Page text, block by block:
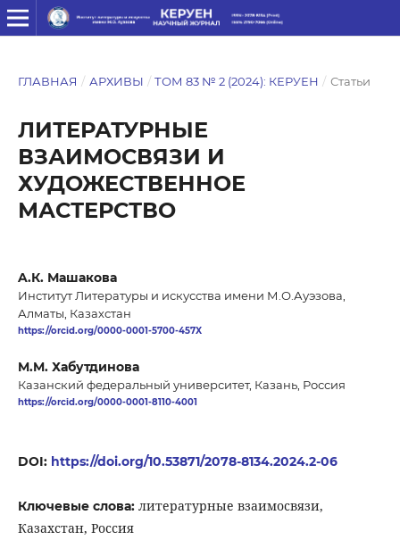
ГЛАВНАЯ / АРХИВЫ / ТОМ 83 № 2 (2024): КЕРУЕН / Статьи
ЛИТЕРАТУРНЫЕ
ВЗАИМОСВЯЗИ И
ХУДОЖЕСТВЕННОЕ
МАСТЕРСТВО
A.К. Машакова
Институт Литературы и искусства имени М.О.Ауэзова,
Алматы, Казахстан
https://orcid.org/0000-0001-5700-457X
M.M. Хабутдинова
Казанский федеральный университет, Казань, Россия
https://orcid.org/0000-0001-8110-4001
DOI: https://doi.org/10.53871/2078-8134.2024.2-06
Ключевые слова: литературные взаимосвязи,
Казахстан, Россия